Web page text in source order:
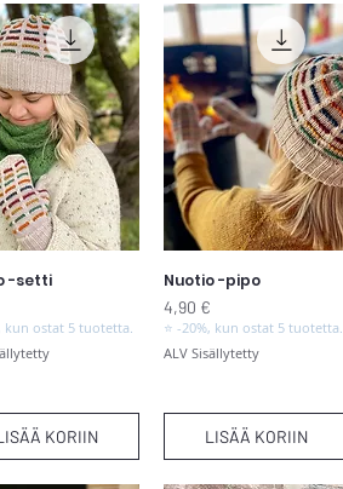
Pikakatselu
-setti
kun ostat 5 tuotetta.
KORIIN
Pikakatselu
Nuotio -pipo
Hinta
4,90 €
⭐ -20%, kun ostat 5 tuotetta.
ALV Sisällytetty
LISÄÄ KORIIN